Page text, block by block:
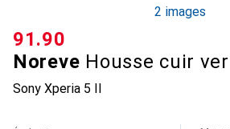
2 images
Noreve Housse cuir
Sony Xperia 5 II
CHF
91.90